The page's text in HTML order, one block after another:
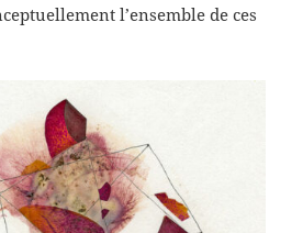
l’ensemble de ces